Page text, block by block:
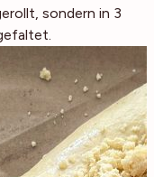
sondern in 3